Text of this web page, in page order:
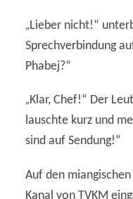
„Lieber nicht!“
Sprechverbindung
Phabej?“
„Klar, Chef!“ Der
lauschte kurz und
sind auf Sendung!“
Auf den
Kanal von TVKM